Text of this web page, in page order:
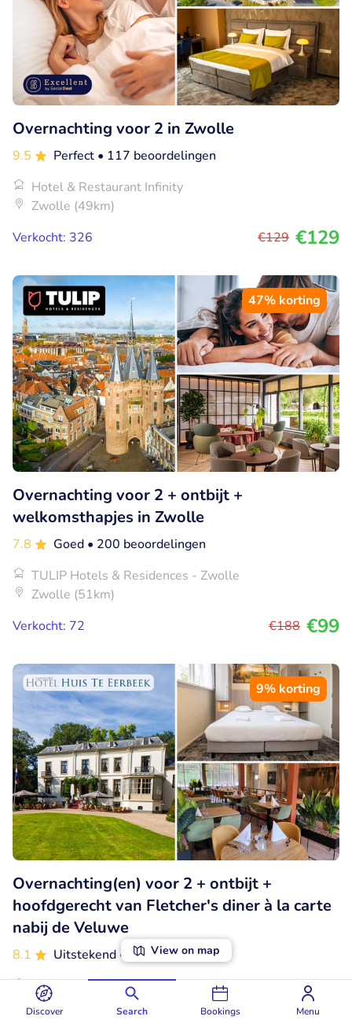
Discover Search Bookings Menu
View on map
Overnachting voor 2 in Zwolle
9.5 Perfect • 117 beoordelingen
Hotel & Restaurant Infinity
Zwolle (49km)
Verkocht: 326
€129 €129
47% korting
Overnachting voor 2 + ontbijt +
welkomsthapjes in Zwolle
7.8 Goed • 200 beoordelingen
TULIP Hotels & Residences - Zwolle
Zwolle (51km)
Verkocht: 72
€188 €99
9% korting
Overnachting(en) voor 2 + ontbijt +
hoofdgerecht van Fletcher's diner à la carte
nabij de Veluwe
8.1 Uitstekend • 62 beoordelingen
Fletcher Hotel-Landgoed Huis Te Eerbeek
Eerbeek (51km)